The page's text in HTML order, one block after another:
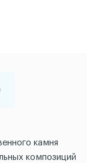
камня
композиций